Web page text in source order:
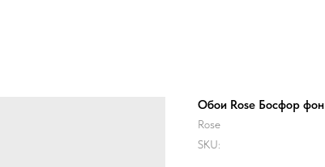
Обои Rose Босфор фон
Rose
SKU: